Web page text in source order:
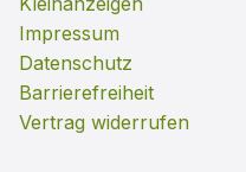
Impressum
Datenschutz
Barrierefreiheit
Vertrag widerrufen